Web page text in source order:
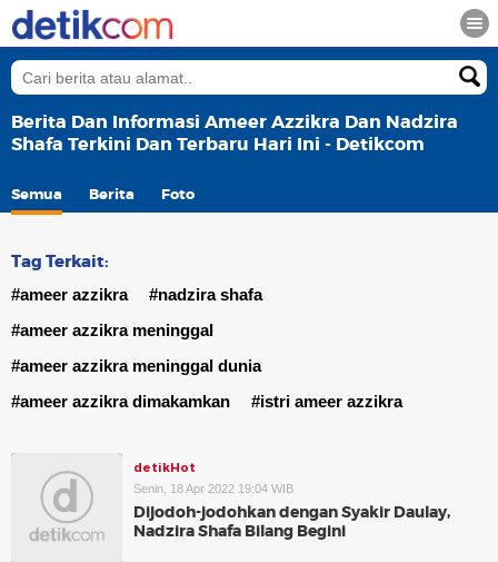
Berita Dan Informasi Ameer Azzikra Dan Nadzira
Shafa Terkini Dan Terbaru Hari Ini - Detikcom
Semua Berita Foto
Tag Terkait:
#ameer azzikra
#nadzira shafa
#ameer azzikra meninggal
#ameer azzikra meninggal dunia
#ameer azzikra dimakamkan
#istri ameer azzikra
detikHot
Senin, 18 Apr 2022 19:04 WIB
Dijodoh-jodohkan dengan Syakir Daulay,
Nadzira Shafa Bilang Begini